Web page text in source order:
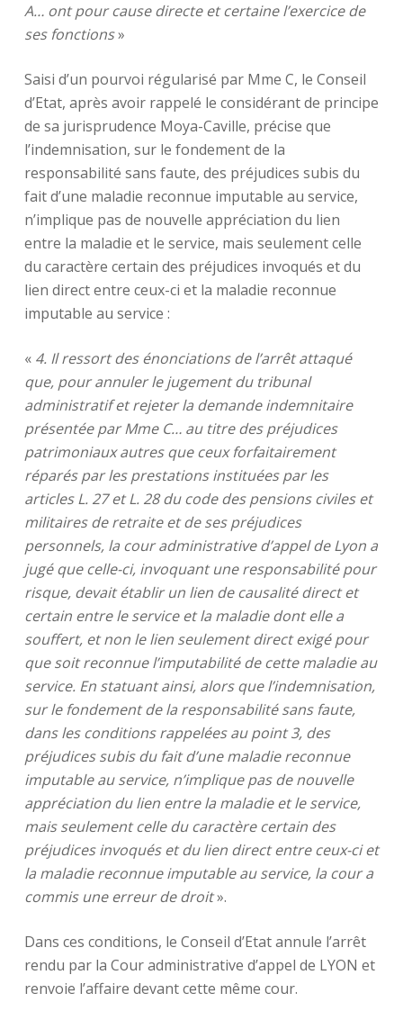
A… ont pour cause directe et certaine l’exercice de
ses fonctions»
Saisi d’un pourvoi régularisé par Mme C, le Conseil
d’Etat, après avoir rappelé le considérant de principe
de sa jurisprudence Moya-Caville, précise que
l’indemnisation, sur le fondement de la
responsabilité sans faute, des préjudices subis du
fait d’une maladie reconnue imputable au service,
n’implique pas de nouvelle appréciation du lien
entre la maladie et le service, mais seulement celle
du caractère certain des préjudices invoqués et du
lien direct entre ceux-ci et la maladie reconnue
imputable au service :
« 4. Il ressort des énonciations de l’arrêt attaqué
que, pour annuler le jugement du tribunal
administratif et rejeter la demande indemnitaire
présentée par Mme C… au titre des préjudices
patrimoniaux autres que ceux forfaitairement
réparés par les prestations instituées par les
articles L. 27 et L. 28 du code des pensions civiles et
militaires de retraite et de ses préjudices
personnels, la cour administrative d’appel de Lyon a
jugé que celle-ci, invoquant une responsabilité pour
risque, devait établir un lien de causalité direct et
certain entre le service et la maladie dont elle a
souffert, et non le lien seulement direct exigé pour
que soit reconnue l’imputabilité de cette maladie au
service. En statuant ainsi, alors que l’indemnisation,
sur le fondement de la responsabilité sans faute,
dans les conditions rappelées au point 3, des
préjudices subis du fait d’une maladie reconnue
imputable au service, n’implique pas de nouvelle
appréciation du lien entre la maladie et le service,
mais seulement celle du caractère certain des
préjudices invoqués et du lien direct entre ceux-ci et
la maladie reconnue imputable au service, la cour a
commis une erreur de droit».
Dans ces conditions, le Conseil d’Etat annule l’arrêt
rendu par la Cour administrative d’appel de LYON et
renvoie l’affaire devant cette même cour.